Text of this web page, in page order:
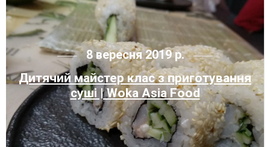
8 вересня 2019 р.
Дитячий майстер клас з приготування
суші | Woka Asia Food